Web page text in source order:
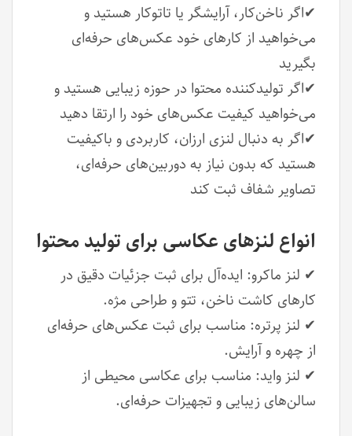
✔اگر ناخن‌کار، آرایشگر یا تاتوکار هستید و
می‌خواهید از کارهای خود عکس‌های حرفه‌ای
بگیرید
✔اگر تولیدکننده محتوا در حوزه زیبایی هستید و
می‌خواهید کیفیت عکس‌های خود را ارتقا دهید
✔اگر به دنبال لنزی ارزان، کاربردی و باکیفیت
هستید که بدون نیاز به دوربین‌های حرفه‌ای،
تصاویر شفاف ثبت کند
انواع لنزهای عکاسی برای تولید محتوا
✔ لنز ماکرو: ایده‌آل برای ثبت جزئیات دقیق در
کارهای کاشت ناخن، تتو و طراحی مژه.
✔ لنز پرتره: مناسب برای ثبت عکس‌های حرفه‌ای
از چهره و آرایش.
✔ لنز واید: مناسب برای عکاسی محیطی از
سالن‌های زیبایی و تجهیزات حرفه‌ای.